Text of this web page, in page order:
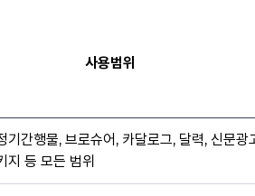
사용범위
기간행물, 브로슈어, 카달로그, 달력, 신문광
지 등 모든 범위